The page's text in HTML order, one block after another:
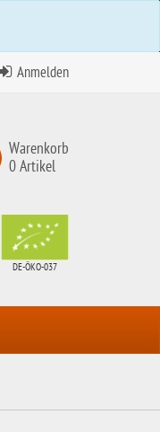
Anmelden
Warenkorb
0 Artikel
DE-ÖKO-037